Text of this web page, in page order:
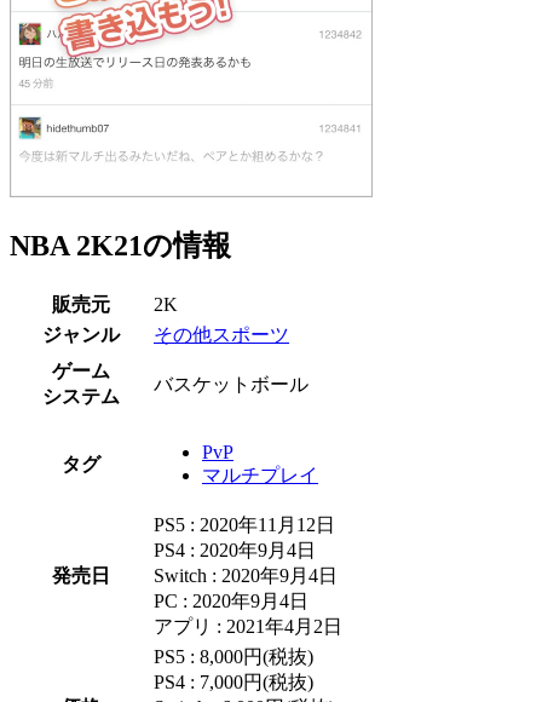
NBA 2K21の情報
販売元
2K
ジャンル
その他スポーツ
ゲーム
システム
バスケットボール
タグ
PvP
マルチプレイ
発売日
PS5 : 2020年11月12日
PS4 : 2020年9月4日
Switch : 2020年9月4日
PC : 2020年9月4日
アプリ : 2021年4月2日
PS5 : 8,000円(税抜)
PS4 : 7,000円(税抜)